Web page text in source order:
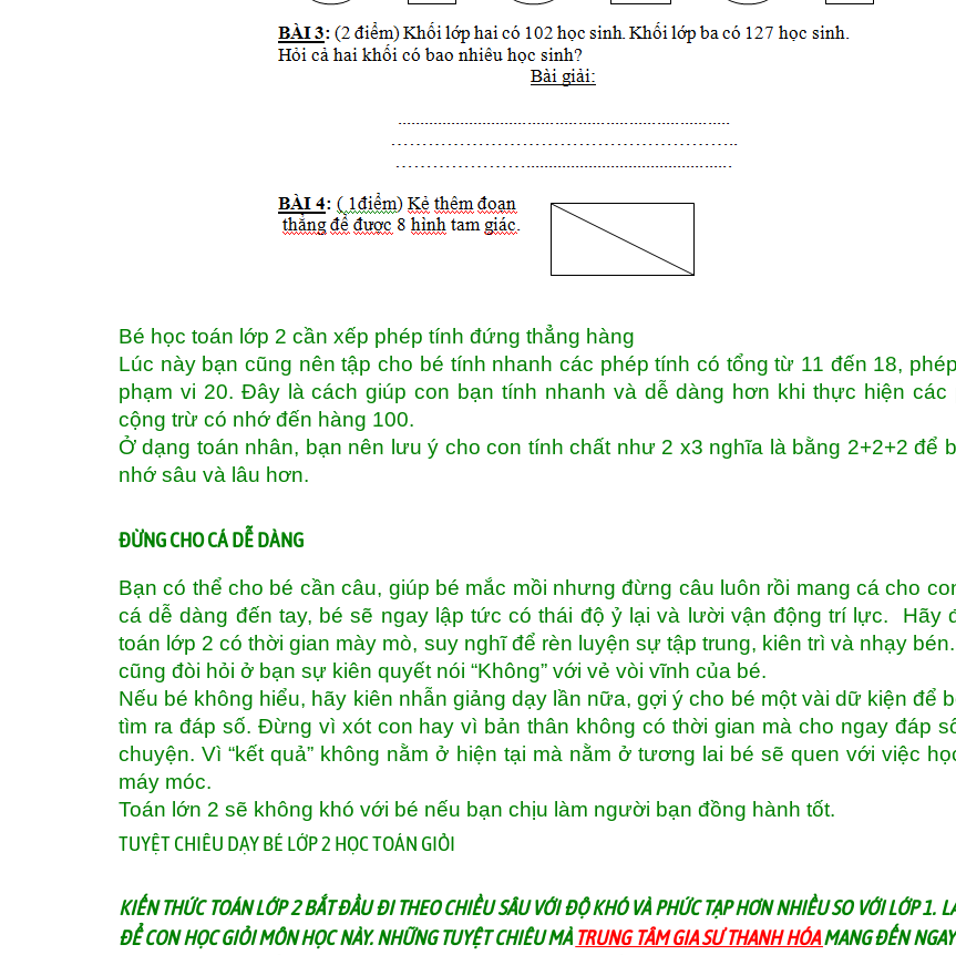
Bé học toán lớp 2 cần xếp phép tính đứng thẳng hàng
Lúc này bạn cũng nên tập cho bé tính nhanh các phép tính có tổng từ 11 đến 18,
phạm vi 20. Đây là cách giúp con bạn tính nhanh và dễ dàng hơn khi thực hiện các
cộng trừ có nhớ đến hàng 100.
Ở dạng toán nhân, bạn nên lưu ý cho con tính chất như 2 x3 nghĩa là bằng 2+2+2 để
nhớ sâu và lâu hơn.
ĐỪNG CHO CÁ DỄ DÀNG
Bạn có thể cho bé cần câu, giúp bé mắc mồi nhưng đừng câu luôn rồi mang cá cho
cá dễ dàng đến tay, bé sẽ ngay lập tức có thái độ ỷ lại và lười vận động trí lực. Hãy
toán lớp 2 có thời gian mày mò, suy nghĩ để rèn luyện sự tập trung, kiên trì và nhạy
cũng đòi hỏi ở bạn sự kiên quyết nói “Không” với vẻ vòi vĩnh của bé.
Nếu bé không hiểu, hãy kiên nhẫn giảng dạy lần nữa, gợi ý cho bé một vài dữ kiện để
tìm ra đáp số. Đừng vì xót con hay vì bản thân không có thời gian mà cho ngay đáp
chuyện. Vì “kết quả” không nằm ở hiện tại mà nằm ở tương lai bé sẽ quen với việc
máy móc.
Toán lớn 2 sẽ không khó với bé nếu bạn chịu làm người bạn đồng hành tốt.
TUYỆT CHIÊU DẠY BÉ LỚP 2 HỌC TOÁN GIỎI
KIẾN THỨC TOÁN LỚP 2 BẮT ĐẦU ĐI THEO CHIỀU SÂU VỚI ĐỘ KHÓ VÀ PHỨC TẠP HƠN NHIỀU SO VỚI LỚP 1.
ĐỂ CON HỌC GIỎI MÔN HỌC NÀY. NHỮNG TUYỆT CHIÊU MÀ TRUNG TÂM GIA SƯ THANH HÓAMANG ĐẾN